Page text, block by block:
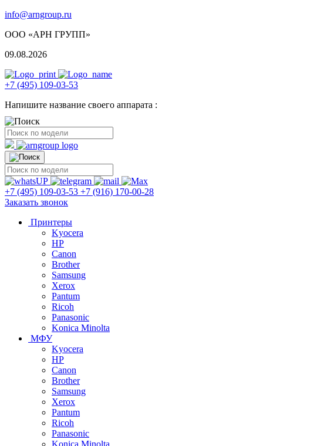
info@arngroup.ru
ООО «АРН ГРУПП»
09.08.2026
+7 (495) 109-03-53
Напишите название своего аппарата :
+7 (495) 109-03-53 +7 (916) 170-00-28
Заказать звонок
Принтеры
Kyocera
HP
Canon
Brother
Samsung
Xerox
Pantum
Ricoh
Panasonic
Konica Minolta
МФУ
Kyocera
HP
Canon
Brother
Samsung
Xerox
Pantum
Ricoh
Panasonic
Konica Minolta